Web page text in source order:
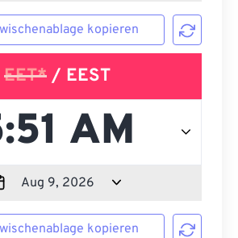
kopieren
EET* / EEST
kopieren